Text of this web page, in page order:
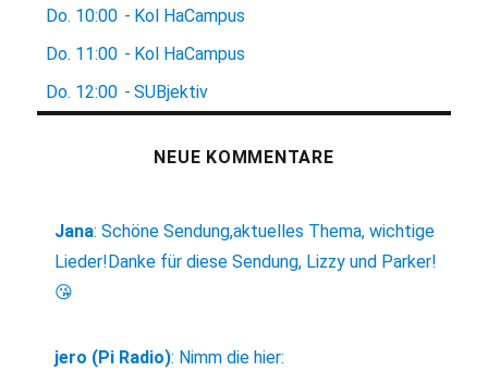
Do. 10:00 - Kol HaCampus
Do. 11:00 - Kol HaCampus
Do. 12:00 - SUBjektiv
NEUE KOMMENTARE
Jana:Schöne Sendung,aktuelles Thema, wichtige
Lieder!Danke für diese Sendung, Lizzy und Parker!
😘
jero (Pi Radio): Nimm die hier: